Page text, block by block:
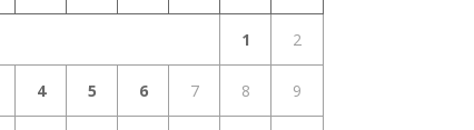
1 2
4 5 6 7 8 9